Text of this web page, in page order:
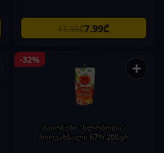
11.95₾7.99₾
-32% +
მაიონეზი "სლობოდა"
პროვანსალი 67% 200გრ